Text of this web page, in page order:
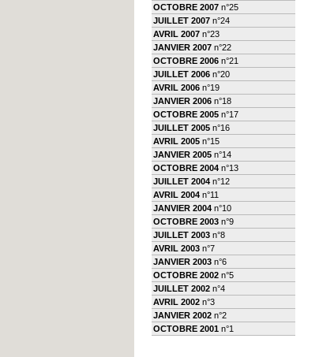
OCTOBRE 2007 n°25
JUILLET 2007 n°24
AVRIL 2007 n°23
JANVIER 2007 n°22
OCTOBRE 2006 n°21
JUILLET 2006 n°20
AVRIL 2006 n°19
JANVIER 2006 n°18
OCTOBRE 2005 n°17
JUILLET 2005 n°16
AVRIL 2005 n°15
JANVIER 2005 n°14
OCTOBRE 2004 n°13
JUILLET 2004 n°12
AVRIL 2004 n°11
JANVIER 2004 n°10
OCTOBRE 2003 n°9
JUILLET 2003 n°8
AVRIL 2003 n°7
JANVIER 2003 n°6
OCTOBRE 2002 n°5
JUILLET 2002 n°4
AVRIL 2002 n°3
JANVIER 2002 n°2
OCTOBRE 2001 n°1